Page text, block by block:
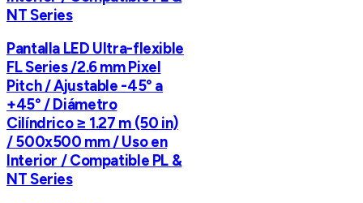
NT Series
Pantalla LED Ultra-flexible
FL Series /2.6 mm Pixel
Pitch / Ajustable -45° a
+45° / Diámetro
Cilíndrico ≥ 1.27 m (50 in)
/ 500x500 mm / Uso en
Interior / Compatible PL &
NT Series